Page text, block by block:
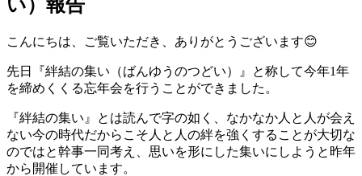
い）報告
こんにちは、ご覧いただき、ありがとうございます😊
先日『絆結の集い（ばんゆうのつどい）』と称して今年1年
を締めくくる忘年会を行うことができました。
『絆結の集い』とは読んで字の如く、なかなか人と人が会え
ない今の時代だからこそ人と人の絆を強くすることが大切な
のではと幹事一同考え、思いを形にした集いにしようと昨年
から開催しています。